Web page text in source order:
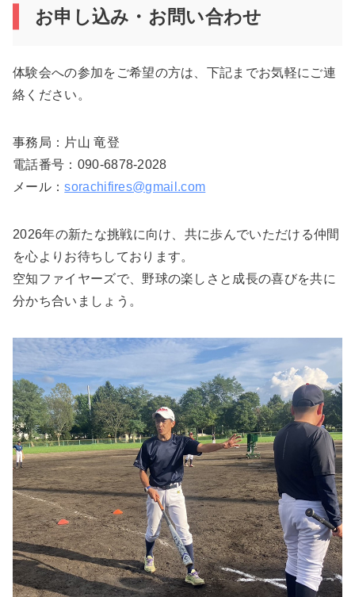
お申し込み・お問い合わせ
体験会への参加をご希望の方は、下記までお気軽にご連
絡ください。
事務局：片山 竜登
電話番号：090-6878-2028
メール：sorachifires@gmail.com
2026年の新たな挑戦に向け、共に歩んでいただける仲間
を心よりお待ちしております。
空知ファイヤーズで、野球の楽しさと成長の喜びを共に
分かち合いましょう。